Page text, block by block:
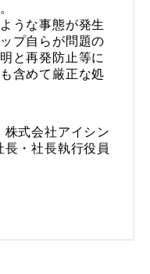
うな事態が発生
プ自らが問題の
と再発防止等に
含めて厳正な処
株式会社アイシン
長・社長執行役員